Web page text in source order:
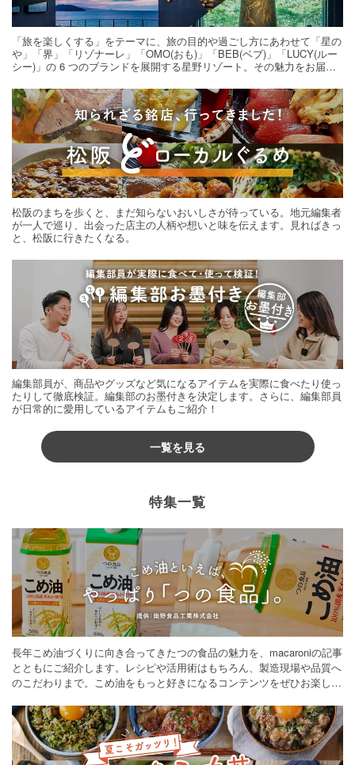
「旅を楽しくする」をテーマに、旅の目的や過ごし方にあわせて「星の
や」「界」「リゾナーレ」「OMO(おも)」「BEB(ベブ)」「LUCY(ルー
シー)」の 6 つのブランドを展開する星野リゾート。その魅力をお届け
松阪のまちを歩くと、まだ知らないおいしさが待っている。地元編集者
が一人で巡り、出会った店主の人柄や想いと味を伝えます。見ればきっ
と、松阪に行きたくなる。
編集部員が、商品やグッズなど気になるアイテムを実際に食べたり使っ
たりして徹底検証。編集部のお墨付きを決定します。さらに、編集部員
が日常的に愛用しているアイテムもご紹介！
一覧を見る
特集一覧
長年こめ油づくりに向き合ってきたつの食品の魅力を、macaroniの記事
とともにご紹介します。レシピや活用術はもちろん、製造現場や品質へ
のこだわりまで。こめ油をもっと好きになるコンテンツをぜひお楽しみ